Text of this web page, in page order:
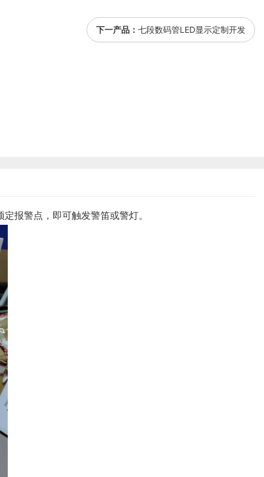
下一产品： 七段数码管LED显示定制开发
报警点，即可触发警笛或警灯。